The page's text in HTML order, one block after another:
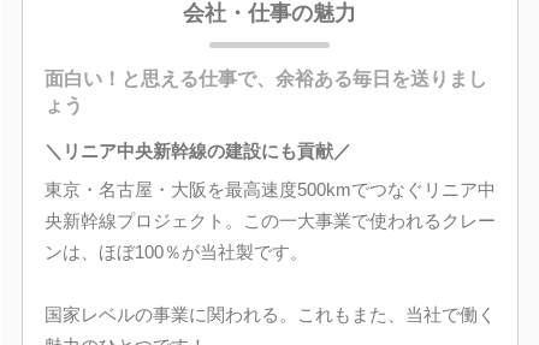
会社・仕事の魅力
面白い！と思える仕事で、余裕ある毎日を送りまし
ょう
＼リニア中央新幹線の建設にも貢献／
東京・名古屋・大阪を最高速度500kmでつなぐリニア中
央新幹線プロジェクト。この一大事業で使われるクレー
ンは、ほぼ100％が当社製です。
国家レベルの事業に関われる。これもまた、当社で働く